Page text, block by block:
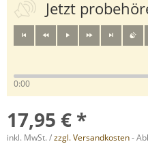
Jetzt
0:00
17,95 € *
inkl. MwSt. /zzgl. Versandkosten-